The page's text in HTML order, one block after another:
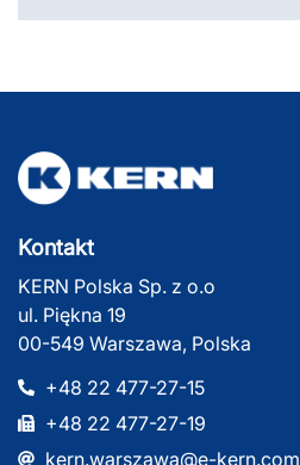
Kontakt
KERN Polska Sp. z o.o
ul. Piękna 19
00-549 Warszawa, Polska
+48 22 477-27-15
+48 22 477-27-19
kern.warszawa@e-kern.com